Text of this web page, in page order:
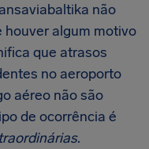
não
houver algum motivo
que atrasos
no aeroporto
aéreo não são
de ocorrência é
.